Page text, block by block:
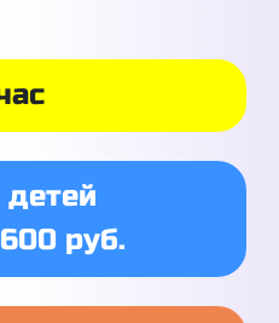
детей
руб.